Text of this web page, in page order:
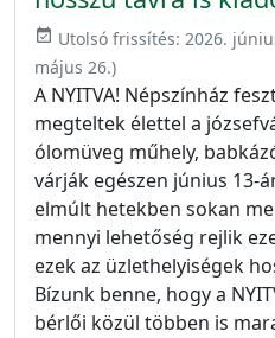
event_available Utolsó frissítés: 2026.
május 26.)
A NYITVA! Népszínház
megteltek élettel a
ólomüveg műhely,
várják egészen június 13-
elmúlt hetekben sokan
mennyi lehetőség rejlik
ezek az üzlethelyiségek
Bízunk benne, hogy a
bérlői közül többen is